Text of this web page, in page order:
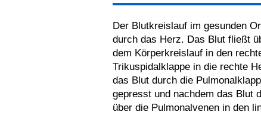
Der Blutkreislauf im gesunden
durch das Herz. Das Blut fließt
dem Körperkreislauf in den
Trikuspidalklappe in die rechte
das Blut durch die
gepresst und nachdem das Blut
über die Pulmonalvenen in den